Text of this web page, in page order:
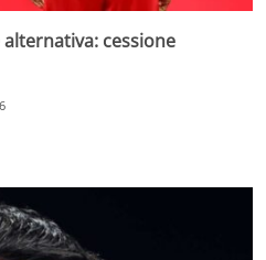
alternativa: cessione